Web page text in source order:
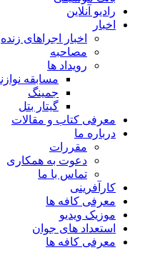
رادیو آنلاین
اخبار
اخبار اجراهای زنده
مصاحبه
رویداد ها
مسابقه
جمینگ
گیتار بتل
معرفی کتاب و مقالات
درباره ما
مقررات
دعوت به همکاری
تماس با ما
کارآفرینی
معرفی کافه ها
موزیک ویدیو
استعداد های جوان
معرفی کافه ها